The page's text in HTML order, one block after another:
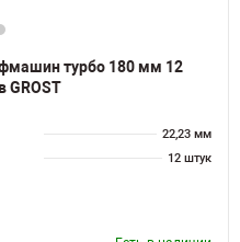
турбо 180 мм 12
GROST
22,23 мм
12 штук